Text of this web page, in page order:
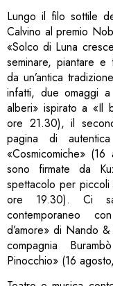
Lungo il filo sottile
Calvino al premio
«Solco di Luna
seminare, piantare
da un’antica
infatti, due omaggi
alberi» ispirato a «Il
ore 21.30), il
pagina di
«Cosmicomiche»
sono firmate da
spettacolo per piccoli
ore 19.30). Ci
contemporaneo
d’amore» di Nando
compagnia
Pinocchio» (16